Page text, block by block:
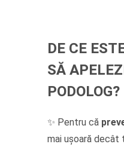
DE CE
SĂ
PODOLOG?
✨ Pentru că
mai ușoară decât